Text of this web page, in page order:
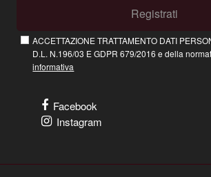
Registrati
ACCETTAZIONE TRATTAMENTO DATI
D.L. N.196/03 E GDPR 679/2016 e della
informativa
Facebook
Instagram